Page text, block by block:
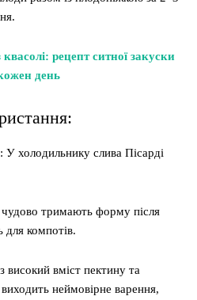
рецепт ситної закуски
день
: У холодильнику слива Пісарді
тримають форму після
для компотів.
високий вміст пектину та
виходить неймовірне варення,